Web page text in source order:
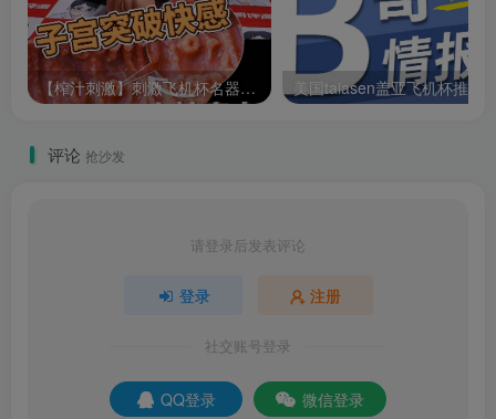
【榨汁刺激】刺激飞机杯名器测评：TAISEN芙蕾雅飞机杯名器评测！-阿B测评
评论 抢沙发
请登录后发表评论
登录 注册
社交账号登录
QQ登录 微信登录